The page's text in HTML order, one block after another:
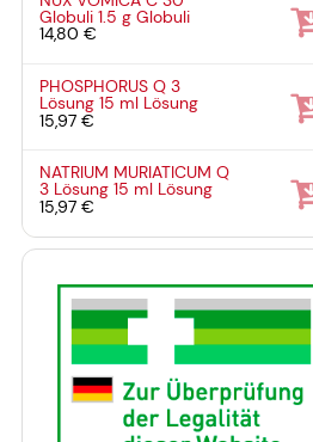
Globuli1.5 gGlobuli
14,80 €
PHOSPHORUS Q 3
Lösung15 ml Lösung
15,97 €
NATRIUM MURIATICUM Q
3 Lösung15 ml Lösung
15,97 €